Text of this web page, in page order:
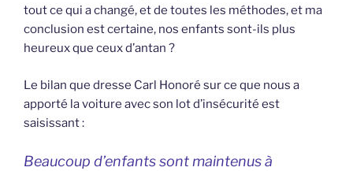
tout ce qui a changé, et de toutes les méthodes, et ma
conclusion est certaine, nos enfants sont-ils plus
heureux que ceux d’antan ?
Le bilan que dresse Carl Honoré sur ce que nous a
apporté la voiture avec son lot d’insécurité est
saisissant :
Beaucoup d’enfants sont maintenus à